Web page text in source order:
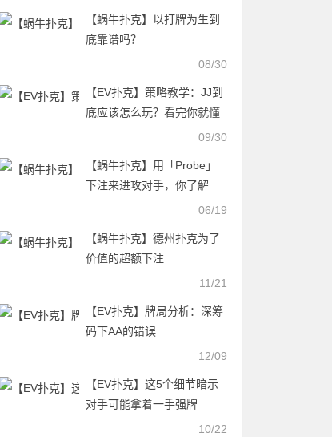
【蜗牛扑克】以打牌为生到
底靠谱吗？
08/30
【EV扑克】策略教学：JJ到
底应该怎么玩？看完你就懂
09/30
【蜗牛扑克】用「Probe」
下注来进攻对手，你了解
06/19
【蜗牛扑克】德州扑克为了
价值的超额下注
11/21
【EV扑克】牌局分析：深筹
码下AA的错误
12/09
【EV扑克】这5个细节暗示
对手可能拿着一手强牌
10/22